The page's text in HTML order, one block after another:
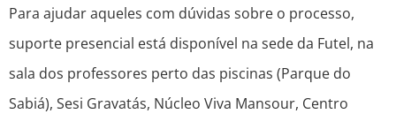
Para ajudar aqueles com dúvidas sobre o processo,
suporte presencial está disponível na sede da Futel, na
sala dos professores perto das piscinas (Parque do
Sabiá), Sesi Gravatás, Núcleo Viva Mansour, Centro